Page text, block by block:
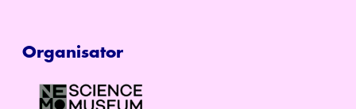
Organisator